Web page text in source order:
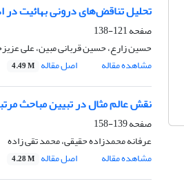
تحلیل تناقض‌های درونی بهائیت در
صفحه121-138
حسین زارع، حسین قربانی مبین، علی
مشاهده مقاله
اصل مقاله 4.49 M
نقش عالم مثال در تبیین مباحث
صفحه139-158
عرفانه محمدزاده حقیقی، محمد تقی زاده
مشاهده مقاله
اصل مقاله 4.28 M